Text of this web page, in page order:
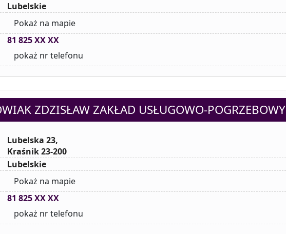
Lubelskie
Pokaż na mapie
81 825 XX XX
pokaż nr telefonu
ZDZISŁAW ZAKŁAD USŁUGOWO-POGRZEBOWY
Lubelska 23,
Kraśnik 23-200
Lubelskie
Pokaż na mapie
81 825 XX XX
pokaż nr telefonu